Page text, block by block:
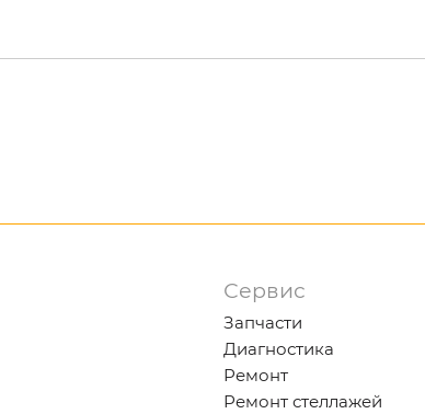
Сервис
Запчасти
Диагностика
Ремонт
Ремонт стеллажей